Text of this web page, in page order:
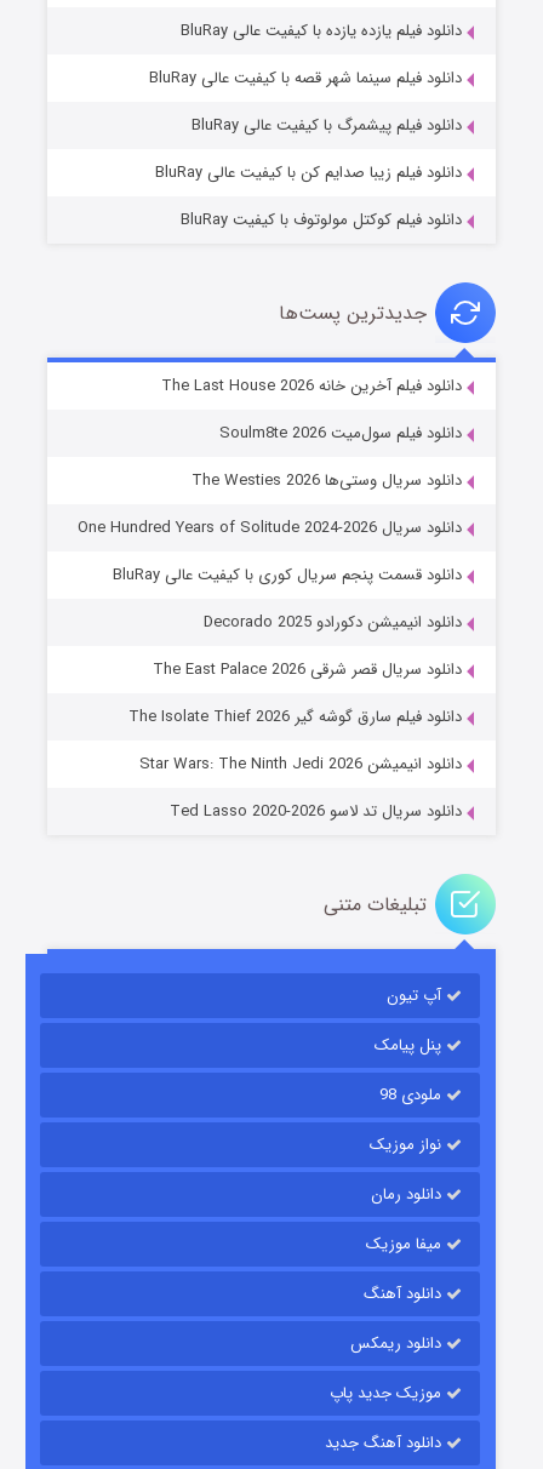
شوگر فصل ۲
خاندان اژدها فصل ۳
قسمت۶ (زیرنویس) منتشر شد
قسمت
دانلود فیلم یازده یازده با کیفیت عالی BluRay
دانلود فیلم سینما شهر قصه با کیفیت عالی BluRay
دانلود فیلم پیشمرگ با کیفیت عالی BluRay
دانلود فیلم زیبا صدایم کن با کیفیت عالی BluRay
دانلود فیلم کوکتل مولوتوف با کیفیت BluRay
جدیدترین پست‌ها
دانلود فیلم آخرین خانه The Last House 2026
دانلود فیلم سول‌میت Soulm8te 2026
دانلود سریال وستی‌ها The Westies 2026
دانلود سریال One Hundred Years of Solitude 2024-2026
دانلود قسمت پنجم سریال کوری با کیفیت عالی BluRay
دانلود انیمیشن دکورادو Decorado 2025
دانلود سریال قصر شرقی The East Palace 2026
دانلود فیلم سارق گوشه گیر The Isolate Thief 2026
دانلود انیمیشن Star Wars: The Ninth Jedi 2026
دانلود سریال تد لاسو Ted Lasso 2020-2026
تبلیغات متنی
آپ تیون
پنل پیامک
ملودی 98
نواز موزیک
دانلود رمان
میفا موزیک
دانلود آهنگ
دانلود ریمکس
موزیک جدید پاپ
دانلود آهنگ جدید